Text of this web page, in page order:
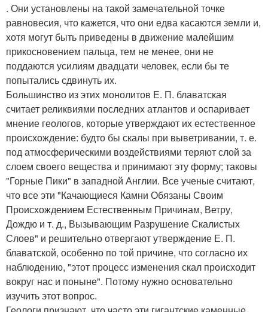
. Они установлены на такой замечательной точке
равновесия, что кажется, что они едва касаются земли и,
хотя могут быть приведены в движение малейшим
прикосновением пальца, тем не менее, они не
поддаются усилиям двадцати человек, если бы те
попытались сдвинуть их.
Большинство из этих монолитов Е. П. блаватская
считает реликвиями последних атлантов и оспаривает
мнение геологов, которые утверждают их естественное
происхождение: будто бы скалы при выветривании, т. е.
под атмосферическими воздействиями теряют слой за
слоем своего вещества и принимают эту форму; таковы
"Горные Пики" в западной Англии. Все ученые считают,
что все эти "Качающиеся Камни Обязаны Своим
Происхождением Естественным Причинам, Ветру,
Дождю и т. д., Вызывающим Разрушение Скалистых
Слоев" и решительно отвергают утверждение Е. П.
блаватской, особенно по той причине, что согласно их
наблюдению, "этот процесс изменения скал происходит
вокруг нас и поныне". Потому нужно основательно
изучить этот вопрос.